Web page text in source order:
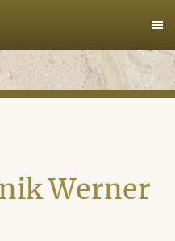
Werner